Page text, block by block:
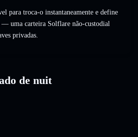
para troca-o instantaneamente e define
— uma carteira Solflare não-custodial
privadas.
de nuit